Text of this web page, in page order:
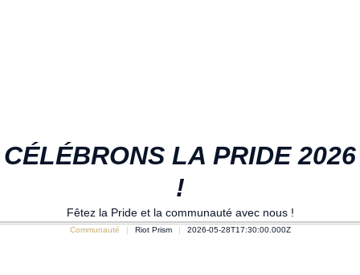
CÉLÉBRONS LA PRIDE 2026
!
Fêtez la Pride et la communauté avec nous !
Communauté Riot Prism 2026-05-28T17:30:00.000Z